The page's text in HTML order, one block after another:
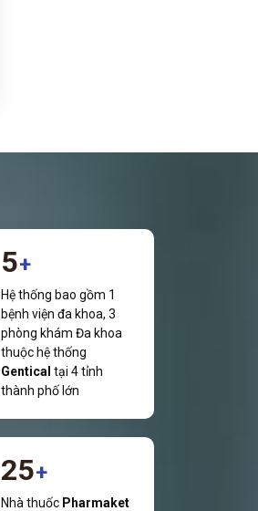
5+
Hệ thống bao gồm 1
bệnh viện đa khoa, 3
phòng khám Đa khoa
thuộc hệ thống
Gentical tại 4 tỉnh
thành phố lớn
25+
Nhà thuốc Pharmaket